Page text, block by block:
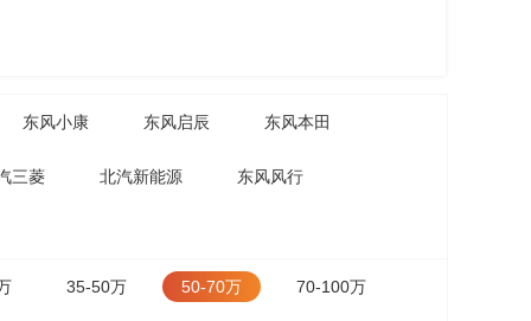
东风小康 东风启辰 东风本田
三菱 北汽新能源 东风风行
35-50万 50-70万 70-100万